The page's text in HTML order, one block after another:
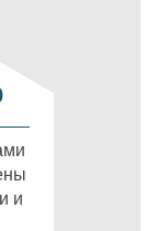
и